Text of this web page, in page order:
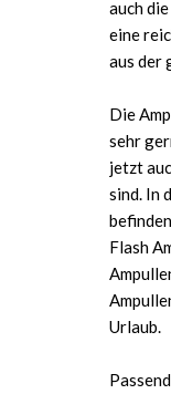
auch
eine
aus der
Die
sehr
jetzt
sind. In
Flash
Urlaub.